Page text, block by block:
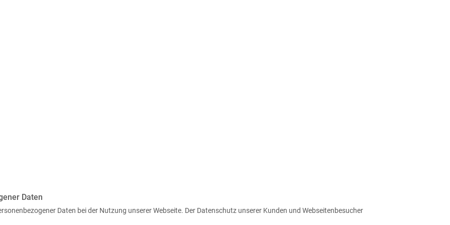
Daten
Daten bei der Nutzung unserer Webseite. Der Datenschutz unserer Kunden und Webseitenbesucher